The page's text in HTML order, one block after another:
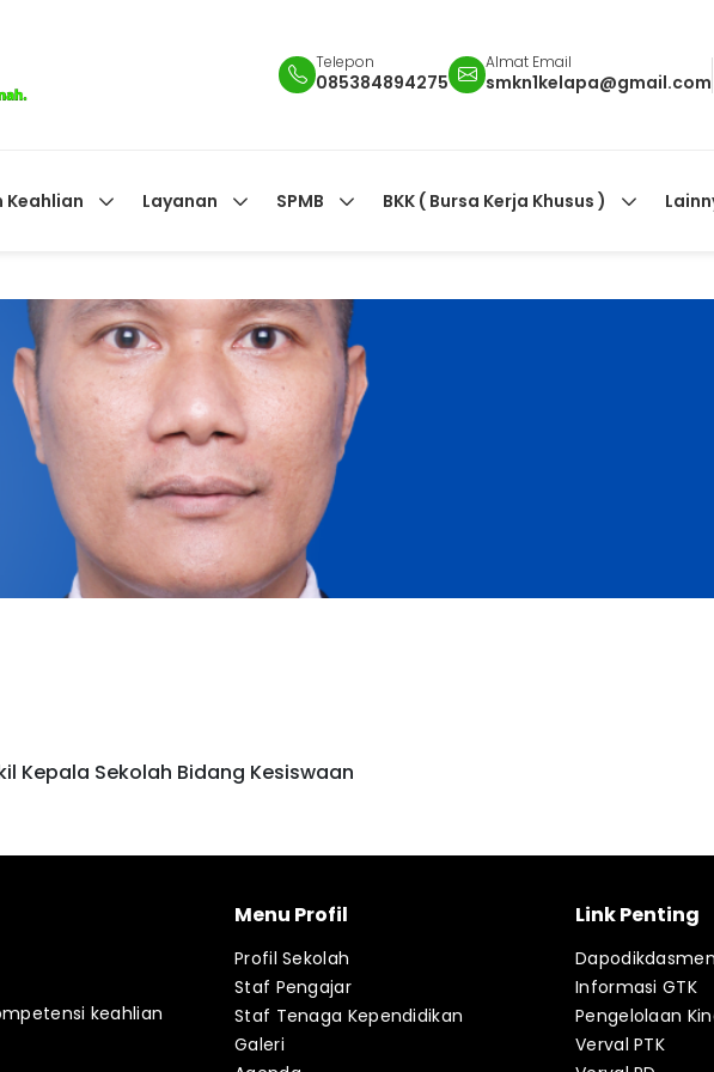
Telepon
085384894275
Almat Email
smkn1kelapa@gmail.com
Keahlian Layanan SPMB BKK ( Bursa Kerja Khusus )
Kepala Sekolah Bidang Kesiswaan
keahlian
Menu Profil
Profil Sekolah
Staf Pengajar
Staf Tenaga Kependidikan
Galeri
Link Penting
Dapodikdasmen
Informasi GTK
Pengelolaan
Verval PTK